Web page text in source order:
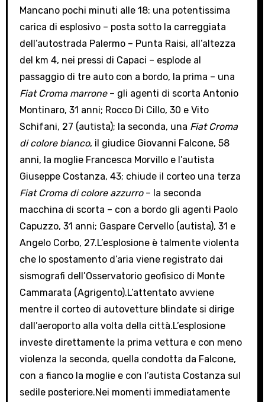
Mancano pochi minuti alle 18: una potentissima
carica di esplosivo – posta sotto la carreggiata
dell’autostrada Palermo – Punta Raisi, all’altezza
del km 4, nei pressi di Capaci – esplode al
passaggio di tre auto con a bordo, la prima – una
Fiat Croma marrone– gli agenti di scorta Antonio
Montinaro, 31 anni; Rocco Di Cillo, 30 e Vito
Schifani, 27 (autista); la seconda, una Fiat Croma
di colore bianco, il giudice Giovanni Falcone, 58
anni, la moglie Francesca Morvillo e l’autista
Giuseppe Costanza, 43; chiude il corteo una terza
Fiat Croma di colore azzurro – la seconda
macchina di scorta – con a bordo gli agenti Paolo
Capuzzo, 31 anni; Gaspare Cervello (autista), 31 e
Angelo Corbo, 27.L’esplosione è talmente violenta
che lo spostamento d’aria viene registrato dai
sismografi dell’Osservatorio geofisico di Monte
Cammarata (Agrigento).L’attentato avviene
mentre il corteo di autovetture blindate si dirige
dall’aeroporto alla volta della città.L’esplosione
investe direttamente la prima vettura e con meno
violenza la seconda, quella condotta da Falcone,
con a fianco la moglie e con l’autista Costanza sul
sedile posteriore.Nei momenti immediatamente